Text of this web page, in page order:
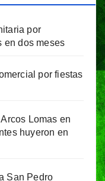
por
en dos meses
por fiestas
Lomas en
huyeron en
San Pedro